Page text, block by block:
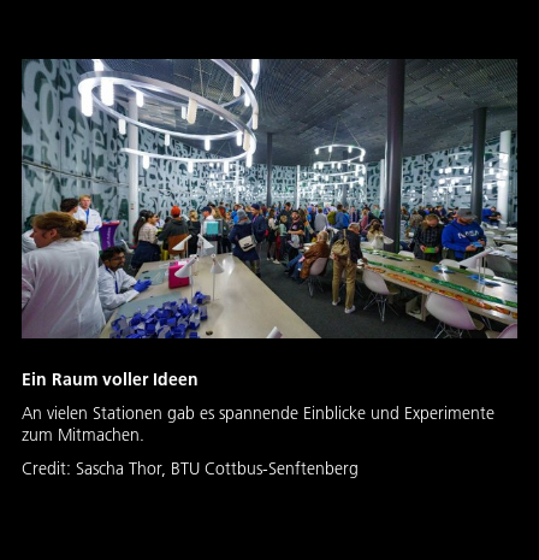
Ein Raum voller Ideen
An vielen Stationen gab es spannende Einblicke und Experimente
zum Mitmachen.
Credit: Sascha Thor, BTU Cottbus-Senftenberg